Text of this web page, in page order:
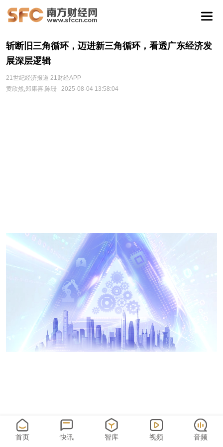
斩断旧三角循环，迈进新三角循环，看透广东经济发
展深层逻辑
21世纪经济报道 21财经APP
黄欣然,郑康喜,陈珊
2025-08-04 13:58:04
首页 快讯 智库 视频 音频